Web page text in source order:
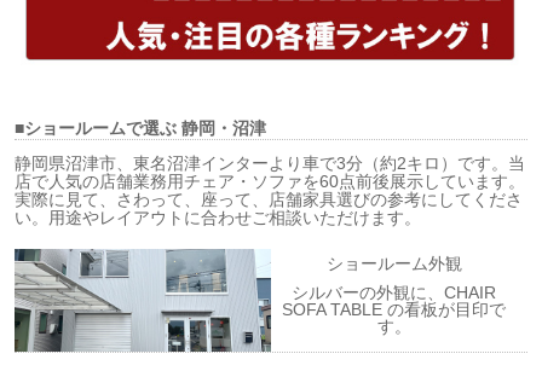
■ショールームで選ぶ静岡・沼津
静岡県沼津市、東名沼津インターより車で3分（約2キロ）です。当
店で人気の店舗業務用チェア・ソファを60点前後展示しています。
実際に見て、さわって、座って、店舗家具選びの参考にしてくださ
い。用途やレイアウトに合わせご相談いただけます。
ショールーム外観
シルバーの外観に、CHAIR
SOFA TABLE の看板が目印で
す。